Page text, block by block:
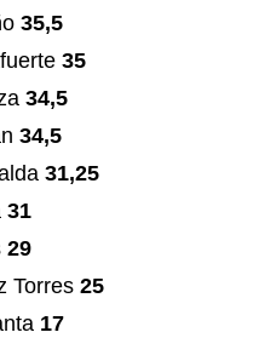
35,5
35
34,5
34,5
31,25
31
29
Torres25
17